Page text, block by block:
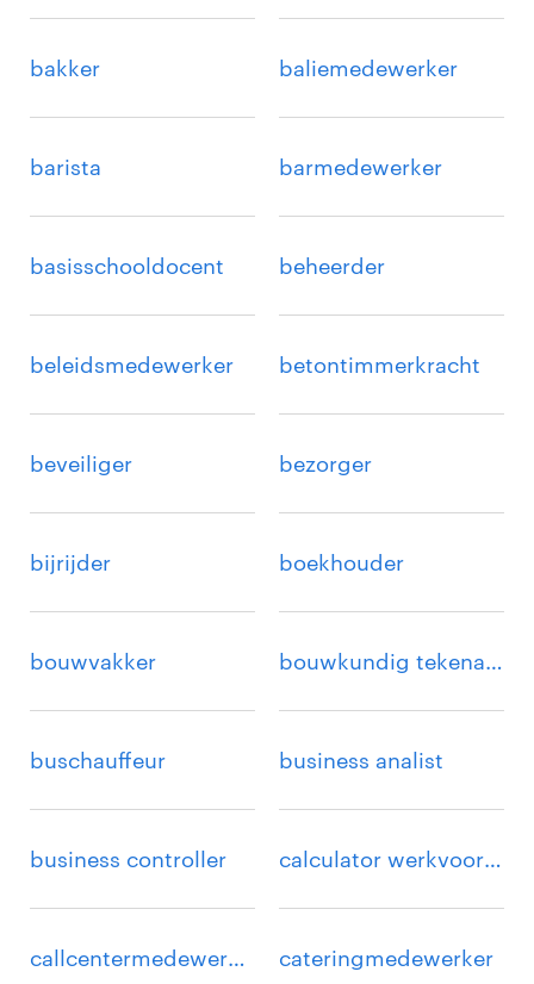
bakker baliemedewerker
barista barmedewerker
basisschooldocent beheerder
beleidsmedewerker betontimmerkracht
beveiliger bezorger
bijrijder boekhouder
bouwvakker bouwkundig tekenaar
buschauffeur business analist
business controller calculator werkvoorbereider
callcentermedewerker cateringmedewerker